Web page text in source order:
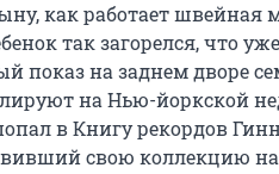
как работает
так загорелся, что
показ на заднем дворе
на Нью-йоркской
в Книгу рекордов
свою коллекцию